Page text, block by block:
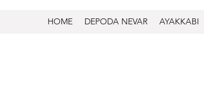
HOME DEPODA NEVAR AYAKKABI